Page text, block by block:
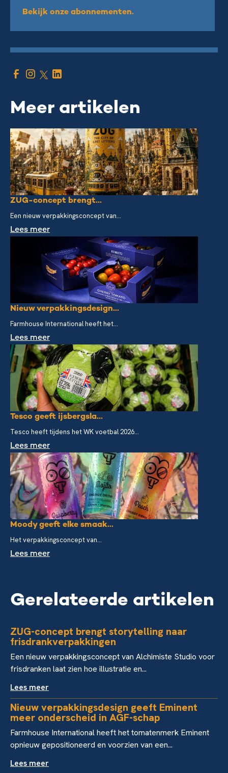
Bekijk onze abonnementen.
Meer artikelen
ZUG-concept brengt...
Een nieuw verpakkingsconcept van...
Lees meer
Nieuw verpakkingsdesign...
Farmhouse International heeft het...
Lees meer
Tesco geeft ijsbergsla...
Tesco heeft tijdens het WK voetbal 2026...
Lees meer
Moody geeft elke smaak...
Het verpakkingsconcept van...
Lees meer
Gerelateerde artikelen
ZUG-concept brengt storytelling naar
frisdrankverpakkingen
Een nieuw verpakkingsconcept van Alchimiste Studio voor
frisdranken laat zien hoe illustratie en...
Lees meer
Nieuw verpakkingsdesign geeft Eminent
meer onderscheid in AGF-schap
Farmhouse International heeft het tomatenmerk Eminent
opnieuw gepositioneerd en voorzien van een...
Lees meer